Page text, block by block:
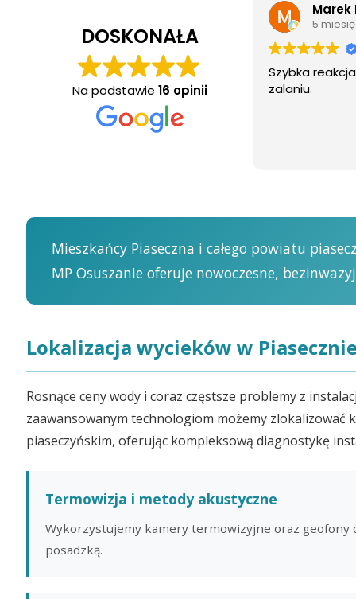
DOSKONAŁA
Na podstawie 16 opinii
Marek
5
Szybka
zalaniu.
Mieszkańcy Piaseczna i całego powiatu
MP Osuszanie oferuje nowoczesne,
Lokalizacja wycieków w
Rosnące ceny wody i coraz częstsze problemy z
zaawansowanym technologiom możemy zlokalizować
piaseczyńskim, oferując kompleksową diagnostykę
Termowizja i metody akustyczne
Wykorzystujemy kamery termowizyjne oraz geofony
posadzką.